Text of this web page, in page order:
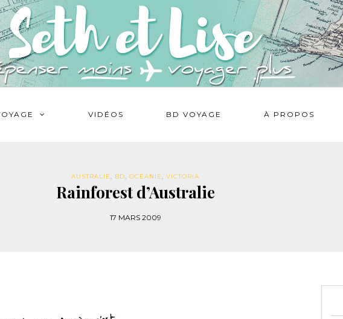
VIDÉOS BD VOYAGE À PROPOS
AUSTRALIE, BD, OCÉANIE, VICTORIA
Rainforest d’Australie
17 MARS 2009